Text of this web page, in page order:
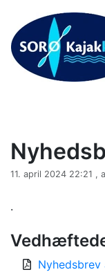
11. april 2024 22:21 ,
.
Nyhedsbrev